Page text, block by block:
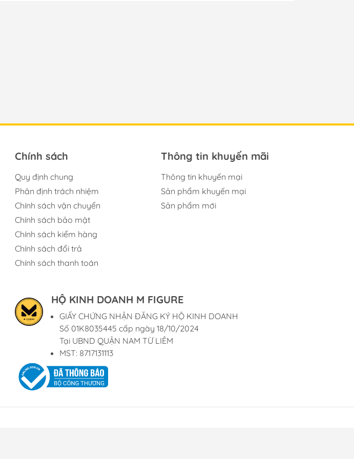
Chính sách
Quy định chung
Phân định trách nhiệm
Chính sách vận chuyển
Chính sách bảo mật
Chính sách kiểm hàng
Chính sách đổi trả
Chính sách thanh toán
Thông tin khuyến mãi
Thông tin khuyến mại
Sản phẩm khuyến mại
Sản phẩm mới
HỘ KINH DOANH M FIGURE
GIẤY CHỨNG NHẬN ĐĂNG KÝ HỘ KINH DOANH
Số 01K8035445 cấp ngày 18/10/2024
Tại UBND QUẬN NAM TỪ LIÊM
MST: 8717131113